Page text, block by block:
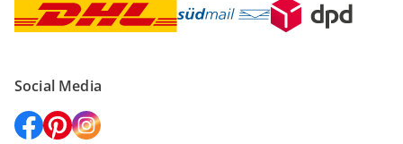
Social Media